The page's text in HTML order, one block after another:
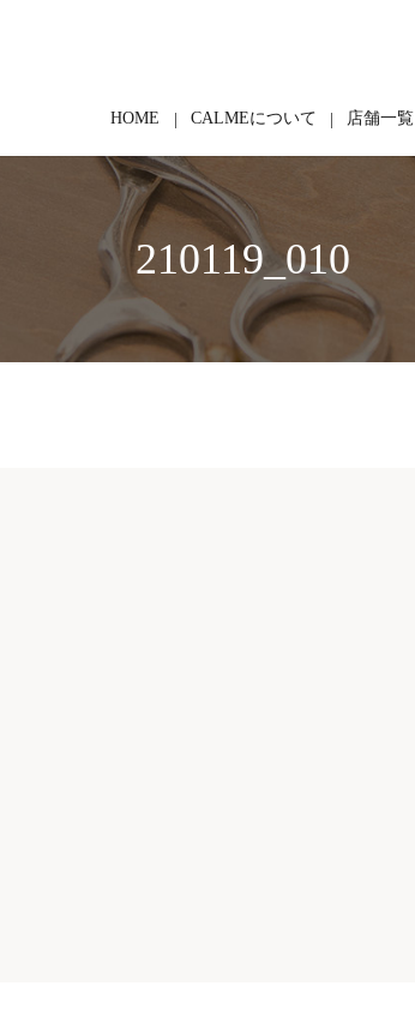
HOME CALMEについて 店舗一覧
210119_010